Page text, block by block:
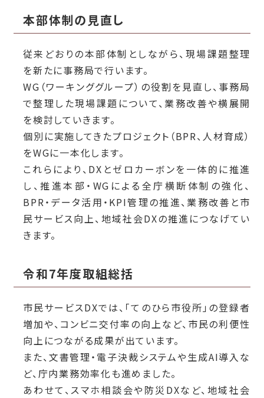
本部体制の見直し
従来どおりの本部体制としながら、現場課題整理
を新たに事務局で行います。
WG（ワーキンググループ）の役割を見直し、事務局
で整理した現場課題について、業務改善や横展開
を検討していきます。
個別に実施してきたプロジェクト（BPR、人材育成）
をWGに一本化します。
これらにより、DXとゼロカーボンを一体的に推進
し、推進本部・WGによる全庁横断体制の強化、
BPR・データ活用・KPI管理の推進、業務改善と市
民サービス向上、地域社会DXの推進につなげてい
きます。
令和7年度取組総括
市民サービスDXでは、「てのひら市役所」の登録者
増加や、コンビニ交付率の向上など、市民の利便性
向上につながる成果が出ています。
また、文書管理・電子決裁システムや生成AI導入な
ど、庁内業務効率化も進めました。
あわせて、スマホ相談会や防災DXなど、地域社会